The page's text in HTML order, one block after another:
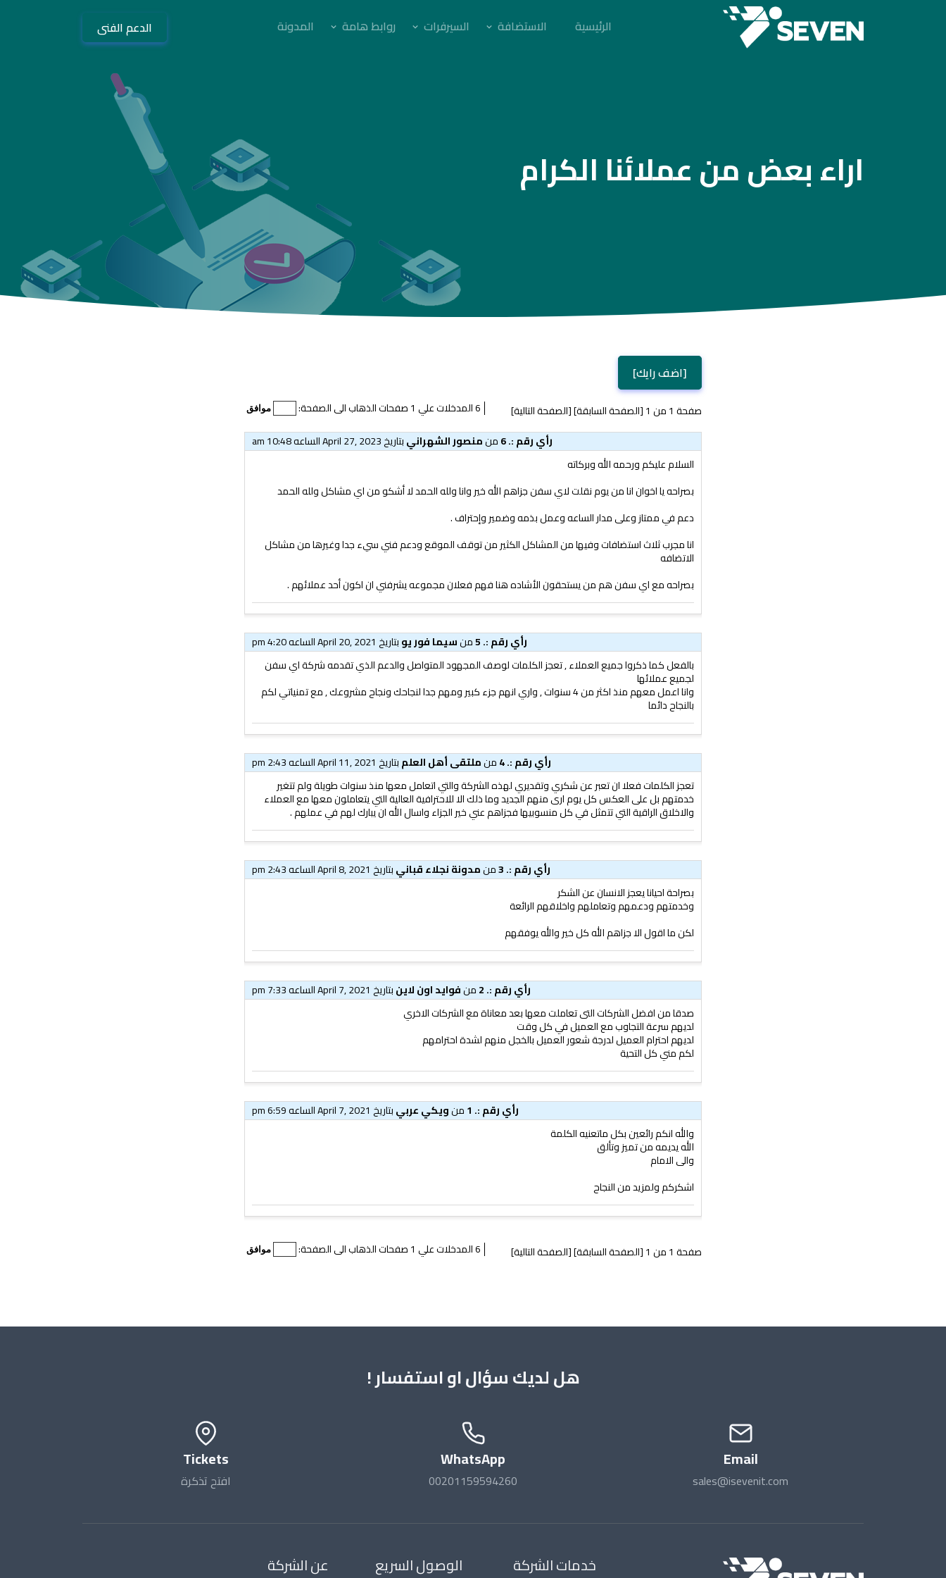
الدعم الفنى الرئيسية الاستضافة السيرفرات روابط هامة المدونة
اراء بعض من عملائنا الكرام
هل لديك سؤال او استفسار !
Email
sales@isevenit.com
WhatsApp
00201159594260
Tickets
افتح تذكرة
خدمات الشركة الوصول السريع عن الشركة